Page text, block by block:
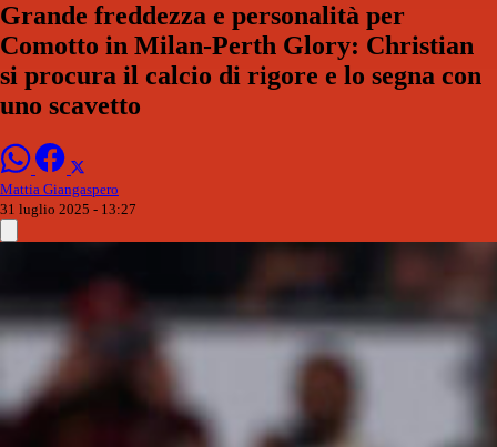
Grande freddezza e personalità per
Comotto in Milan-Perth Glory: Christian
si procura il calcio di rigore e lo segna con
uno scavetto
Mattia Giangaspero
31 luglio 2025 - 13:27